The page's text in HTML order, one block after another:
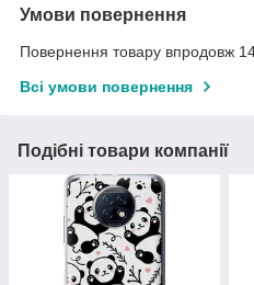
Умови повернення
Повернення товару впродовж
Всі умови повернення
Подібні товари компанії